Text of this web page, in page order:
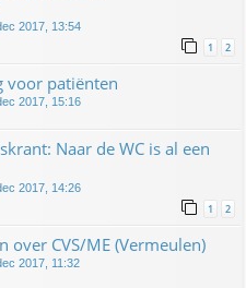
2017, 13:54
1 2
voor patiënten
2017, 15:16
Naar de WC is al een
2017, 14:26
1 2
over CVS/ME (Vermeulen)
2017, 11:32